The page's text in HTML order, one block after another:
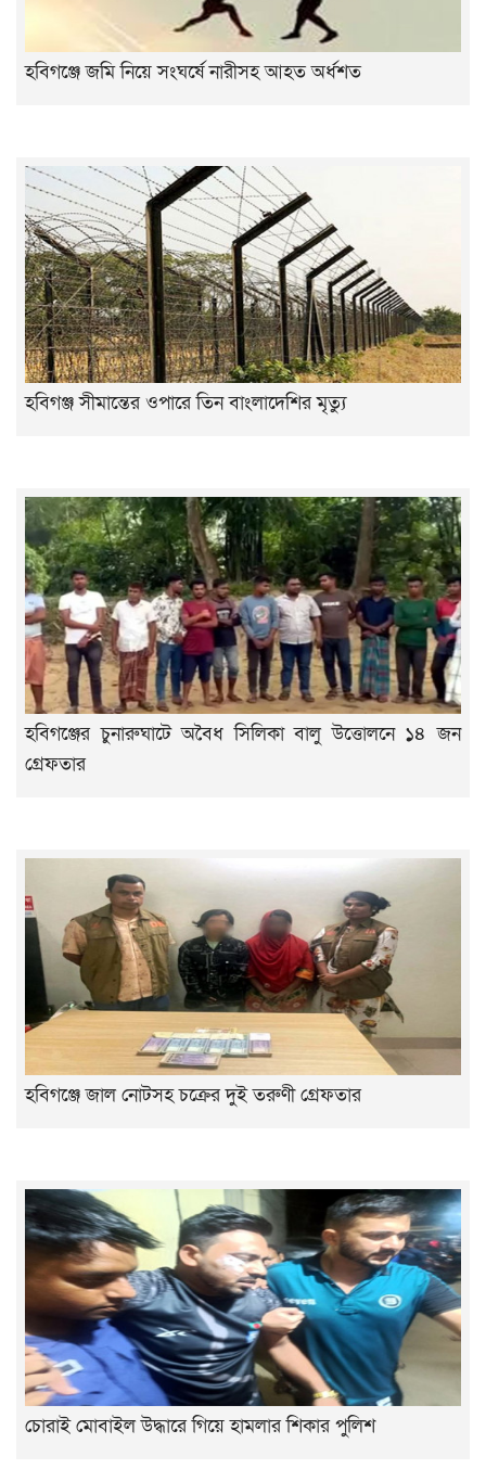
হবিগঞ্জে জমি নিয়ে সংঘর্ষে নারীসহ আহত অর্ধশত
হবিগঞ্জ সীমান্তের ওপারে তিন বাংলাদেশির মৃত্যু
হবিগঞ্জের চুনারুঘাটে অবৈধ সিলিকা বালু উত্তোলনে ১৪ জন
গ্রেফতার
হবিগঞ্জে জাল নোটসহ চক্রের দুই তরুণী গ্রেফতার
চোরাই মোবাইল উদ্ধারে গিয়ে হামলার শিকার পুলিশ